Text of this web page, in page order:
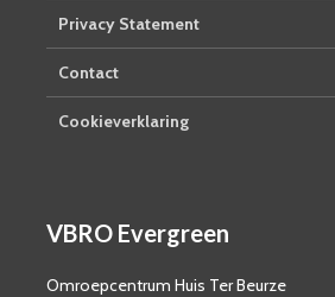
Privacy Statement
Contact
Cookieverklaring
VBRO Evergreen
Omroepcentrum Huis Ter Beurze